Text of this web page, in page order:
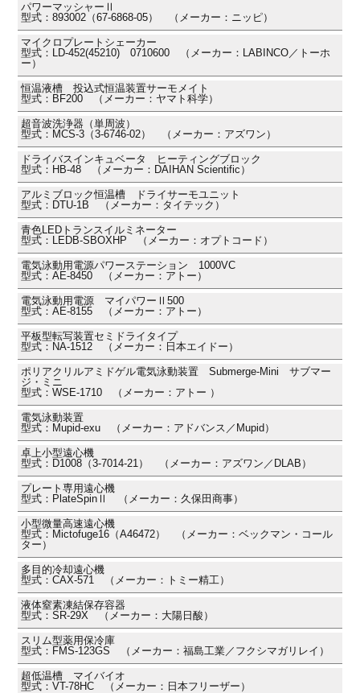
パワーマッシャーⅡ
型式：893002（67-6868-05） （メーカー：ニッピ）
マイクロプレートシェーカー
型式：LD-452(45210) 0710600 （メーカー：LABINCO／トーホ
ー）
恒温液槽 投込式恒温装置サーモメイト
型式：BF200 （メーカー：ヤマト科学）
超音波洗浄器（単周波）
型式：MCS-3（3-6746-02） （メーカー：アズワン）
ドライバスインキュベータ ヒーティングブロック
型式：HB-48 （メーカー：DAIHAN Scientific）
アルミブロック恒温槽 ドライサーモユニット
型式：DTU-1B （メーカー：タイテック）
青色LEDトランスイルミネーター
型式：LEDB-SBOXHP （メーカー：オプトコード）
電気泳動用電源パワーステーション 1000VC
型式：AE-8450 （メーカー：アトー）
電気泳動用電源 マイパワーⅡ500
型式：AE-8155 （メーカー：アトー）
平板型転写装置セミドライタイプ
型式：NA-1512 （メーカー：日本エイドー）
ポリアクリルアミドゲル電気泳動装置 Submerge-Mini サブマー
ジ・ミニ
型式：WSE-1710 （メーカー：アトー ）
電気泳動装置
型式：Mupid-exu （メーカー：アドバンス／Mupid）
卓上小型遠心機
型式：D1008（3-7014-21） （メーカー：アズワン／DLAB）
プレート専用遠心機
型式：PlateSpinⅡ （メーカー：久保田商事）
小型微量高速遠心機
型式：Mictofuge16（A46472） （メーカー：ベックマン・コール
ター）
多目的冷却遠心機
型式：CAX-571 （メーカー：トミー精工）
液体窒素凍結保存容器
型式：SR-29X （メーカー：大陽日酸）
スリム型薬用保冷庫
型式：FMS-123GS （メーカー：福島工業／フクシマガリレイ）
超低温槽 マイバイオ
型式：VT-78HC （メーカー：日本フリーザー）